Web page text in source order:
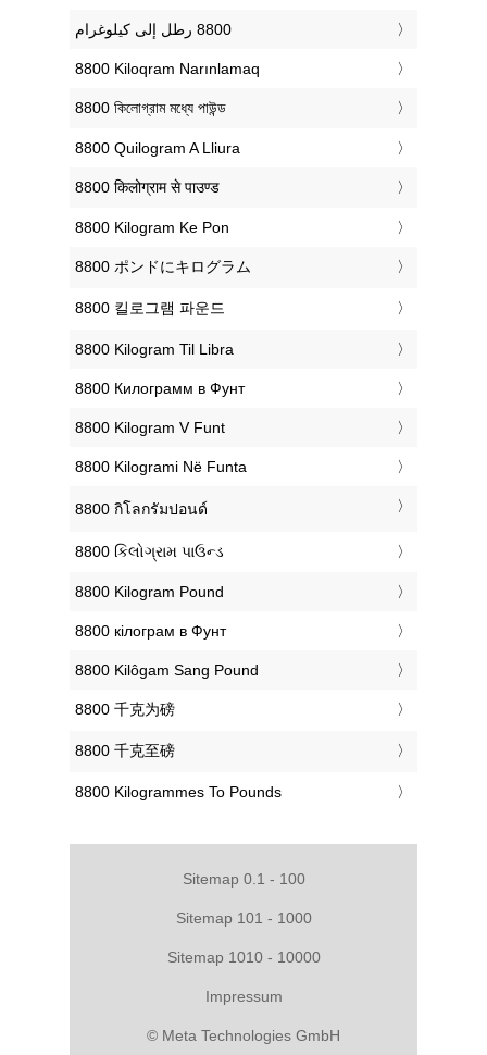
‎8800 Kiloqram Narınlamaq
‎8800 কিলোগ্রাম মধ্যে পাউন্ড
‎8800 Quilogram A Lliura
‎8800 किलोग्राम से पाउण्ड
‎8800 Kilogram Ke Pon
‎8800 ポンドにキログラム
‎8800 킬로그램 파운드
‎8800 Kilogram Til Libra
‎8800 Килограмм в Фунт
‎8800 Kilogram V Funt
‎8800 Kilogrami Në Funta
‎8800 กิโลกรัมปอนด์
‎8800 કિલોગ્રામ પાઉન્ડ
‎8800 Kilogram Pound
‎8800 кілограм в Фунт
‎8800 Kilôgam Sang Pound
‎8800 千克为磅
‎8800 千克至磅
‎8800 Kilogrammes To Pounds
Sitemap 0.1 - 100
Sitemap 101 - 1000
Sitemap 1010 - 10000
Impressum
© Meta Technologies GmbH